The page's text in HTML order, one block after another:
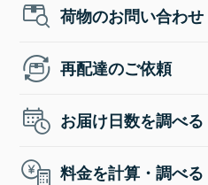
荷物のお問い合わせ
再配達のご依頼
お届け日数を調べる
料金を計算・調べる